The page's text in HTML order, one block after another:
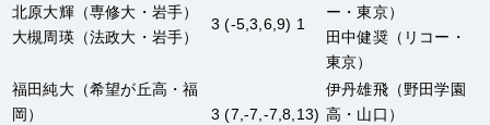
北原大輝（専修大・岩手）
大槻周瑛（法政大・岩手）
3 (-5,3,6,9) 1
ー・東京）
田中健奨（リコー・
東京）
福田純大（希望が丘高・福
岡）
3 (7,-7,-7,8,13)
伊丹雄飛（野田学園
高・山口）